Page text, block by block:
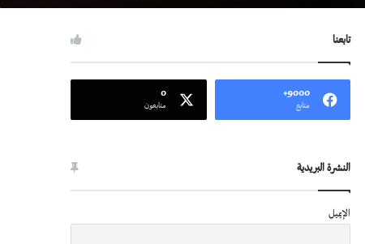
تابعنا
9000+
متابع
0
متابعون
النشرة البريدية
الإيميل